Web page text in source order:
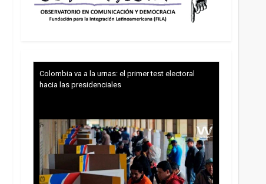
Colombia va a la urnas: el primer test electoral
hacia las presidenciales